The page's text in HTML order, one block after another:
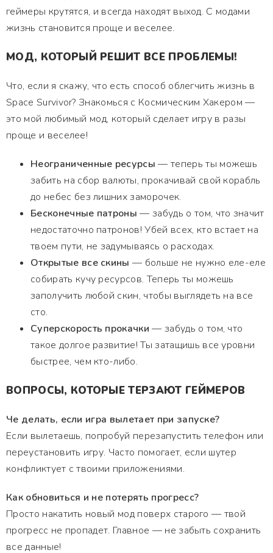
геймеры крутятся, и всегда находят выход. С модами
жизнь становится проще и веселее.
МОД, КОТОРЫЙ РЕШИТ ВСЕ ПРОБЛЕМЫ!
Что, если я скажу, что есть способ облегчить жизнь в
Space Survivor? Знакомься с Космическим Хакером —
это мой любимый мод, который сделает игру в разы
проще и веселее!
Неограниченные ресурсы — теперь ты можешь
забить на сбор валюты, прокачивай свой корабль
до небес без лишних заморочек.
Бесконечные патроны — забудь о том, что значит
недостаточно патронов! Убей всех, кто встает на
твоем пути, не задумываясь о расходах.
Открытые все скины — больше не нужно еле-еле
собирать кучу ресурсов. Теперь ты можешь
заполучить любой скин, чтобы выглядеть на все
сто.
Суперскорость прокачки — забудь о том, что
такое долгое развитие! Ты затащишь все уровни
быстрее, чем кто-либо.
ВОПРОСЫ, КОТОРЫЕ ТЕРЗАЮТ ГЕЙМЕРОВ
Че делать, если игра вылетает при запуске?
Если вылетаешь, попробуй перезапустить телефон или
переустановить игру. Часто помогает, если шутер
конфликтует с твоими приложениями.
Как обновиться и не потерять прогресс?
Просто накатить новый мод поверх старого — твой
прогресс не пропадет. Главное — не забыть сохранить
все данные!